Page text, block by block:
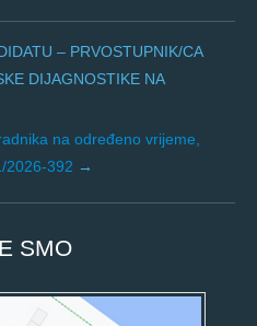
– PRVOSTUPNIK/CA
DIJAGNOSTIKE NA
na određeno vrijeme,
2026-392
SMO